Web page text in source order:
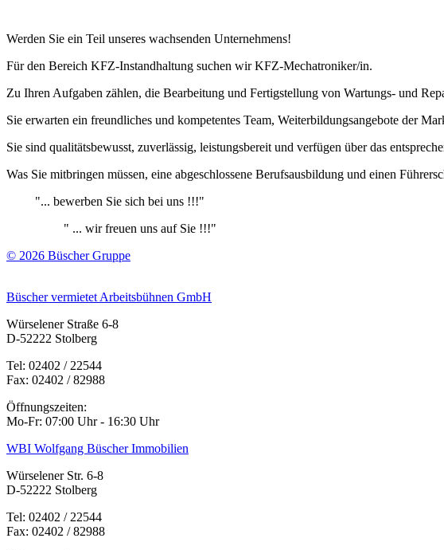
Werden Sie ein Teil unseres wachsenden Unternehmens!
Für den Bereich KFZ-Instandhaltung suchen wir KFZ-Mechatroniker/in.
Zu Ihren Aufgaben zählen, die Bearbeitung und Fertigstellung von Wartungs- und
Sie erwarten ein freundliches und kompetentes Team, Weiterbildungsangebote der
Sie sind qualitätsbewusst, zuverlässig, leistungsbereit und verfügen über das
Was Sie mitbringen müssen, eine abgeschlossene Berufsausbildung und einen
"... bewerben Sie sich bei uns !!!"
" ... wir freuen uns auf Sie !!!"
© 2026 Büscher Gruppe
Büscher vermietet Arbeitsbühnen GmbH
Würselener Straße 6-8
D-52222 Stolberg
Tel: 02402 / 22544
Fax: 02402 / 82988
Öffnungszeiten:
Mo-Fr: 07:00 Uhr - 16:30 Uhr
WBI Wolfgang Büscher Immobilien
Würselener Str. 6-8
D-52222 Stolberg
Tel: 02402 / 22544
Fax: 02402 / 82988